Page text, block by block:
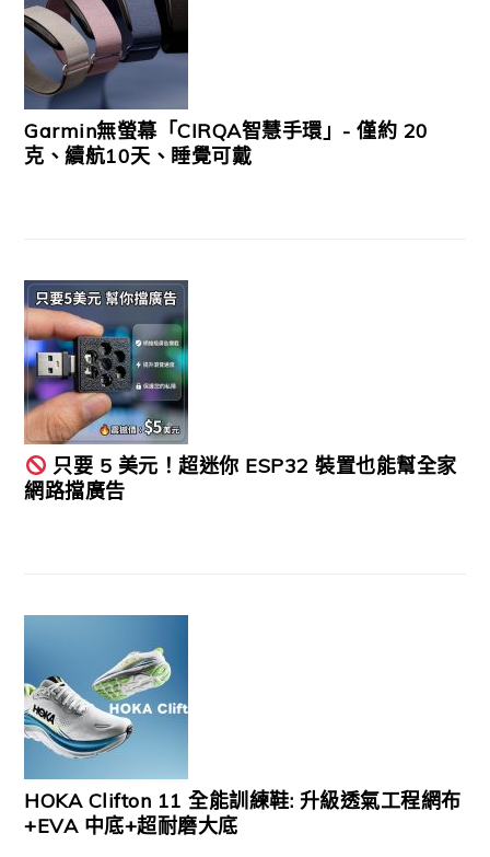
Garmin無螢幕「CIRQA智慧手環」- 僅約 20
克、續航10天、睡覺可戴
只要 5 美元！超迷你 ESP32 裝置也能幫全家
網路擋廣告
HOKA Clifton 11 全能訓練鞋: 升級透氣工程網布
+EVA 中底+超耐磨大底